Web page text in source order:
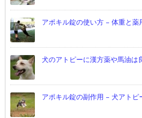
アポキル錠の使い方 – 体重と薬
犬のアトピーに漢方薬や馬油は
アポキル錠の副作用 – 犬アトピ